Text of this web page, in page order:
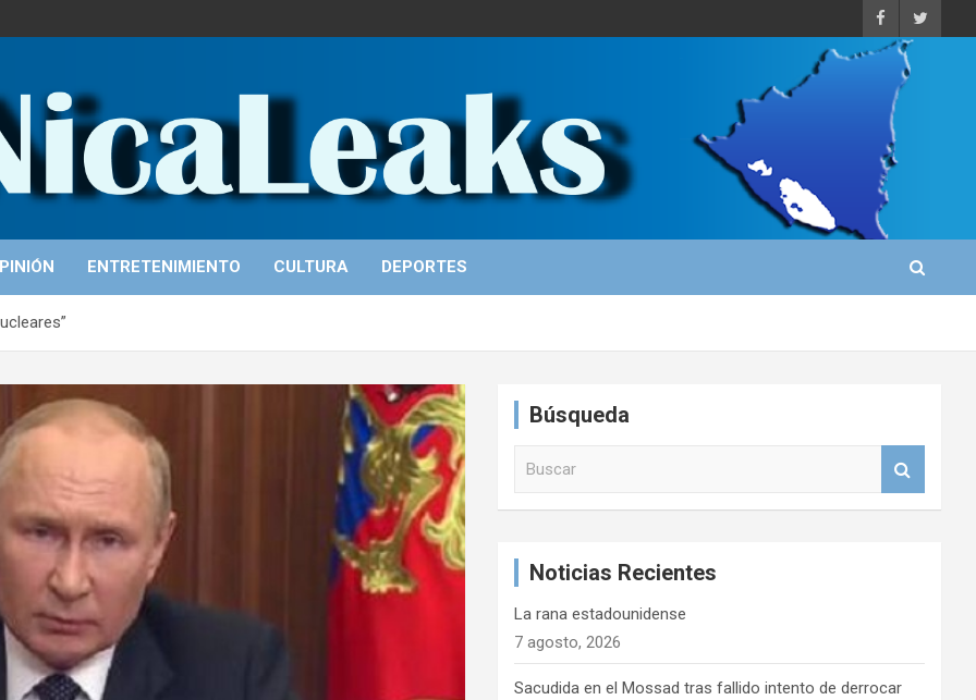
ENTRETENIMIENTO CULTURA DEPORTES
Búsqueda
Noticias Recientes
La rana estadounidense
7 agosto, 2026
Sacudida en el Mossad tras fallido intento de derrocar